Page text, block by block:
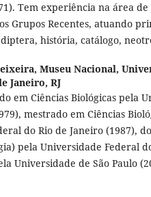
Tem experiência na área de
Grupos Recentes, atuando
história, catálogo,
Museu Nacional,
Janeiro, RJ
em Ciências Biológicas pela
mestrado em Ciências
do Rio de Janeiro (1987),
pela Universidade Federal
Universidade de São Paulo